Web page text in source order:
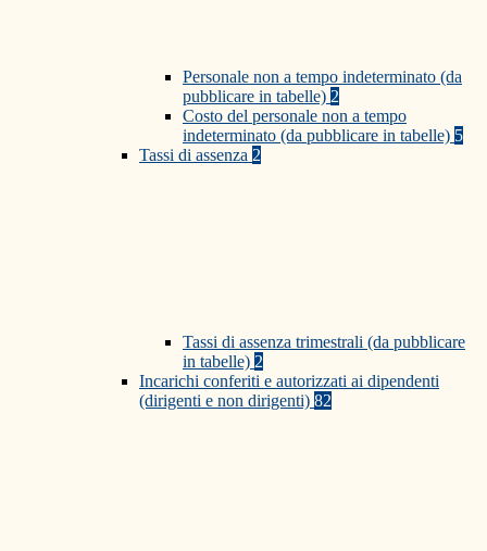
Personale non a tempo indeterminato (da
pubblicare in tabelle) 2
Costo del personale non a tempo
indeterminato (da pubblicare in tabelle) 5
Tassi di assenza 2
Tassi di assenza trimestrali (da pubblicare
in tabelle) 2
Incarichi conferiti e autorizzati ai dipendenti
(dirigenti e non dirigenti) 82